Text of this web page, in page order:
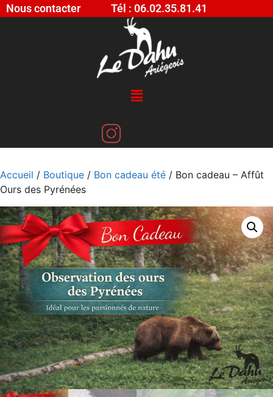
Nous contacter Tél : 06.02.35.81.41
Accueil / Boutique / Bon cadeau été / Bon cadeau – Affût
Ours des Pyrénées